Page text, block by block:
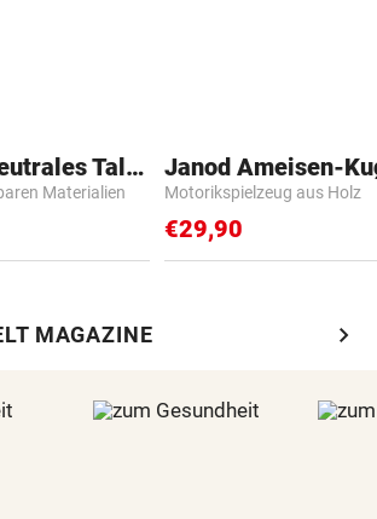
DKT - Klimaneutrales Talent
Materialien
Janod Ameisen-
Motorikspielzeug aus Holz
€29,90
MAGAZINE chevron_right